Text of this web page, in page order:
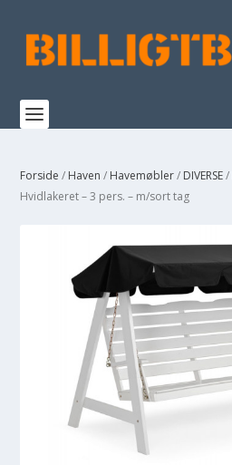
Forside / Haven / Havemøbler/ DIVERSE/
Hvidlakeret – 3 pers. – m/sort tag